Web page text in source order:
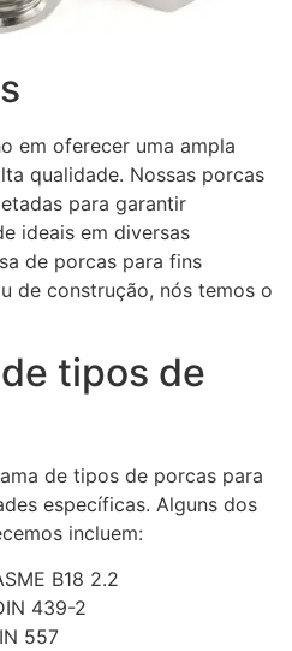
em oferecer uma ampla
qualidade. Nossas porcas
para garantir
ideais em diversas
de porcas para fins
de construção, nós temos o
tipos de
de tipos de porcas para
específicas. Alguns dos
incluem:
B18 2.2
439-2
557